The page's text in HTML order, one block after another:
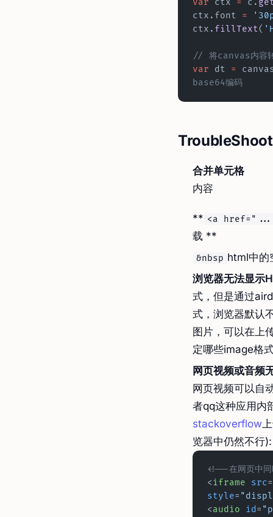
var ctx = c.
ctx.font =
ctx. fillText(
// 将canvas内容
var dt =
base64编码
合并单元格
内容
** <a
载 **
&nbsp html中的
浏览器无法显示
式，但是通过
式，浏览器默认
图片，可以在上
定哪些image格
网页视频或音频
网页视频可以自
者qq这种应用内
stackoverflow
览器中仍然不行):
<!--在网页中
<iframe src=
style=
<audio id =